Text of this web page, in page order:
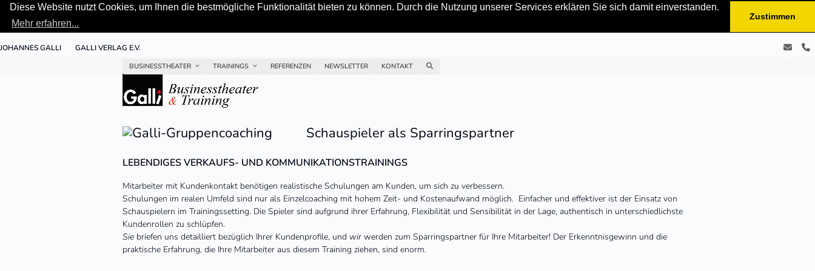
Diese Website nutzt Cookies, um Ihnen die bestmögliche Funktionalität bieten zu können. Durch die Nutzung unserer Services erklären Sie sich damit einverstanden.
Mehr erfahren...
Zustimmen
to
JOHANNES GALLI GALLI VERLAG E.V. E-
BUSINESSTHEATER TRAININGS REFERENZEN NEWSLETTER KONTAKT
Schauspieler als Sparringspartner
LEBENDIGES VERKAUFS- UND KOMMUNIKATIONSTRAININGS
Mitarbeiter mit Kundenkontakt benötigen realistische Schulungen am Kunden, um sich zu verbessern.
Schulungen im realen Umfeld sind nur als Einzelcoaching mit hohem Zeit- und Kostenaufwand möglich. Einfacher und effektiver ist der Einsatz von
Schauspielern im Trainingssetting. Die Spieler sind aufgrund ihrer Erfahrung, Flexibilität und Sensibilität in der Lage, authentisch in unterschiedlichste
Kundenrollen zu schlüpfen.
Siebriefen uns detailliert bezüglich Ihrer Kundenprofile, und wirwerden zum Sparringspartner für Ihre Mitarbeiter! Der Erkenntnisgewinn und die
praktische Erfahrung, die Ihre Mitarbeiter aus diesem Training ziehen, sind enorm.